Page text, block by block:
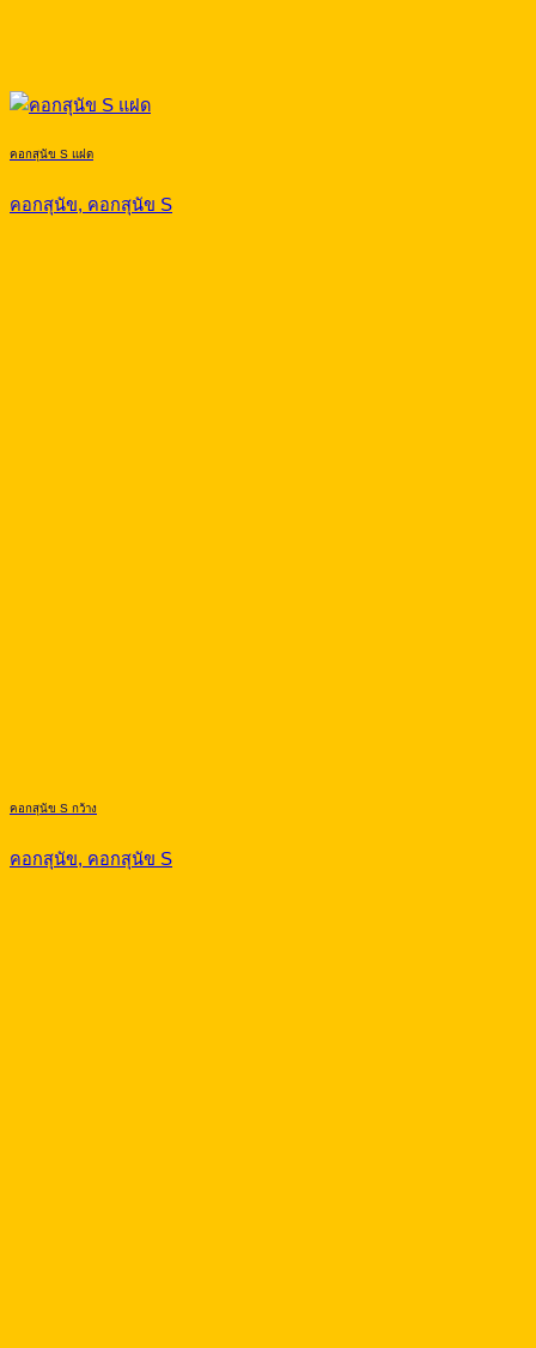
คอกสุนัข S แฝด
คอกสุนัข, คอกสุนัข S
คอกสุนัข S กว้าง
คอกสุนัข, คอกสุนัข S